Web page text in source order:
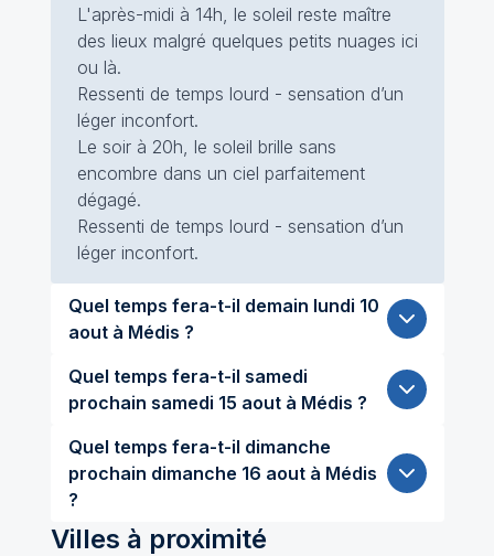
L'après-midi à 14h, le soleil reste maître
des lieux malgré quelques petits nuages ici
ou là.
Ressenti de temps lourd - sensation d’un
léger inconfort.
Le soir à 20h, le soleil brille sans
encombre dans un ciel parfaitement
dégagé.
Ressenti de temps lourd - sensation d’un
léger inconfort.
Quel temps fera-t-il demain lundi 10
aout à Médis ?
Quel temps fera-t-il samedi
prochain samedi 15 aout à Médis ?
Quel temps fera-t-il dimanche
prochain dimanche 16 aout à Médis
?
Villes à proximité